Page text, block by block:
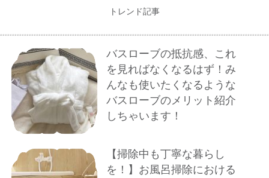
トレンド記事
バスローブの抵抗感、これ
を見ればなくなるはず！み
んなも使いたくなるような
バスローブのメリット紹介
しちゃいます！
【掃除中も丁寧な暮らし
を！】お風呂掃除における